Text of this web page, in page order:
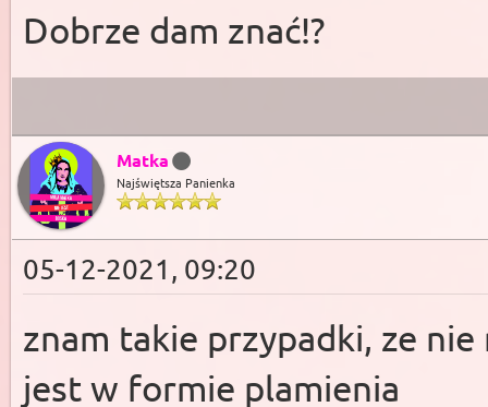
Dobrze dam znać!?
Matka
Najświętsza Panienka
05-12-2021, 09:20
znam takie przypadki, ze
jest w formie plamienia